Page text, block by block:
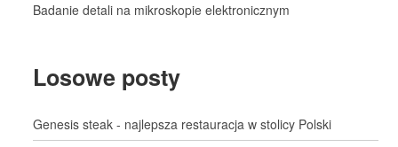
Badanie detali na mikroskopie elektronicznym
Losowe posty
Genesis steak - najlepsza restauracja w stolicy Polski